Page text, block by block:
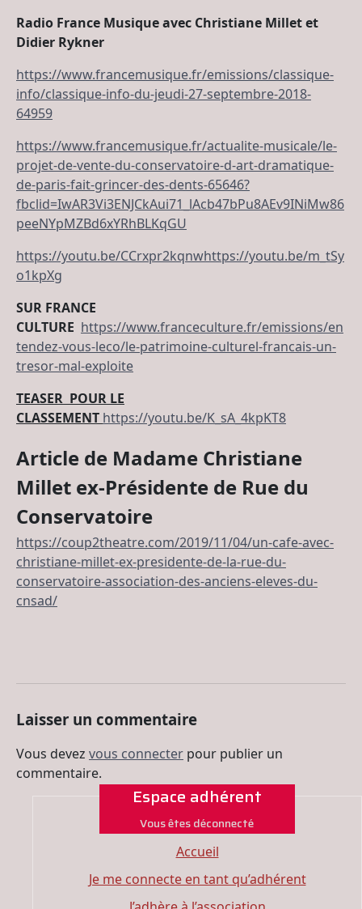
Radio France Musique avec Christiane Millet et
Didier Rykner
https://www.francemusique.fr/emissions/classique-
info/classique-info-du-jeudi-27-septembre-2018-
64959
https://www.francemusique.fr/actualite-musicale/le-
projet-de-vente-du-conservatoire-d-art-dramatique-
de-paris-fait-grincer-des-dents-65646?
fbclid=IwAR3Vi3ENJCkAui71_lAcb47bPu8AEv9INiMw86
peeNYpMZBd6xYRhBLKqGU
https://youtu.be/CCrxpr2kqnwhttps://youtu.be/m_tSy
o1kpXg
SUR FRANCE
CULTURE https://www.franceculture.fr/emissions/en
tendez-vous-leco/le-patrimoine-culturel-francais-un-
tresor-mal-exploite
TEASER POUR LE
CLASSEMENT https://youtu.be/K_sA_4kpKT8
Article de Madame Christiane
Millet ex-Présidente de Rue du
Conservatoire
https://coup2theatre.com/2019/11/04/un-cafe-avec-
christiane-millet-ex-presidente-de-la-rue-du-
conservatoire-association-des-anciens-eleves-du-
cnsad/
Laisser un commentaire
Vous devez vous connecter pour publier un
commentaire.
Espace adhérent
Vous êtes déconnecté
Accueil
Je me connecte en tant qu’adhérent